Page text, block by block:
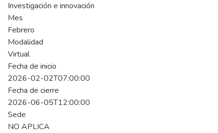
Investigación e innovación
Mes
Febrero
Modalidad
Virtual
Fecha de inicio
2026-02-02T07:00:00
Fecha de cierre
2026-06-05T12:00:00
Sede
NO APLICA